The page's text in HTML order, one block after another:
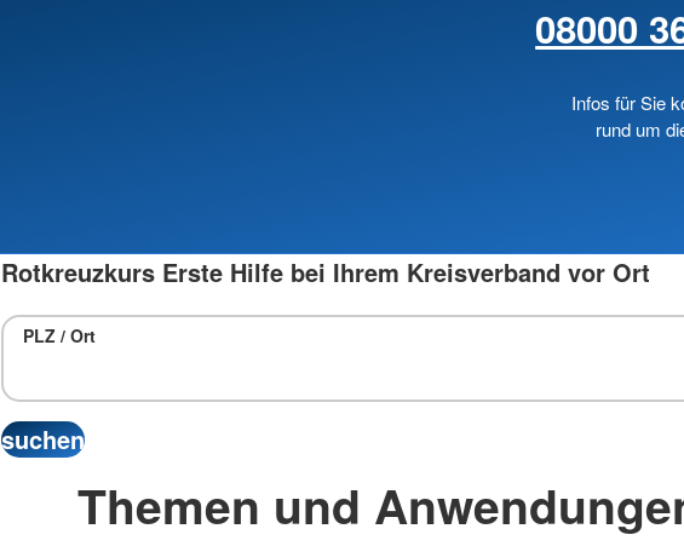
08000
Infos für Sie
rund um
Rotkreuzkurs Erste Hilfe bei Ihrem Kreisverband vor Ort
PLZ / Ort
Themen und